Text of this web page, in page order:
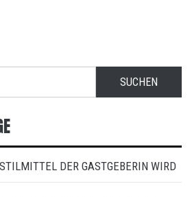
DER GASTGEBERIN WIRD